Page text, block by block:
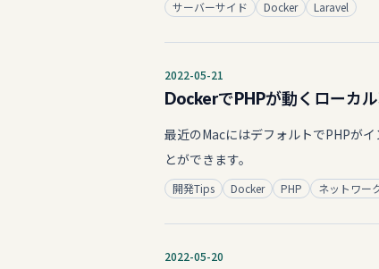
サーバーサイド Docker Laravel
2022-05-21
DockerでPHPが動くローカ
最近のMacにはデフォルトでPHPが
とができます。
開発Tips Docker PHP ネットワー
2022-05-20